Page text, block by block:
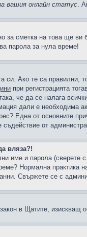
вашия онлайн статус.
за сметка на това ще
парола за нула време!
си. Ако те са
при регистрацията
че да се налага
дали е необходима
Една от основните
от
вляза?!
име и парола
Нормална практика
Свържете се с
в Щатите, изискващ